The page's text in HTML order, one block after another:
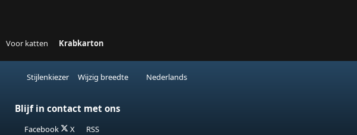
Voor katten Krabkarton
Stijlenkiezer Wijzig breedte Nederlands
Blijf in contact met ons
Facebook X RSS